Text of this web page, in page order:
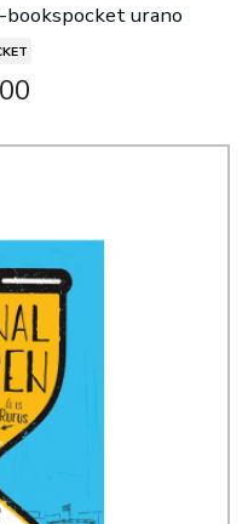
urano